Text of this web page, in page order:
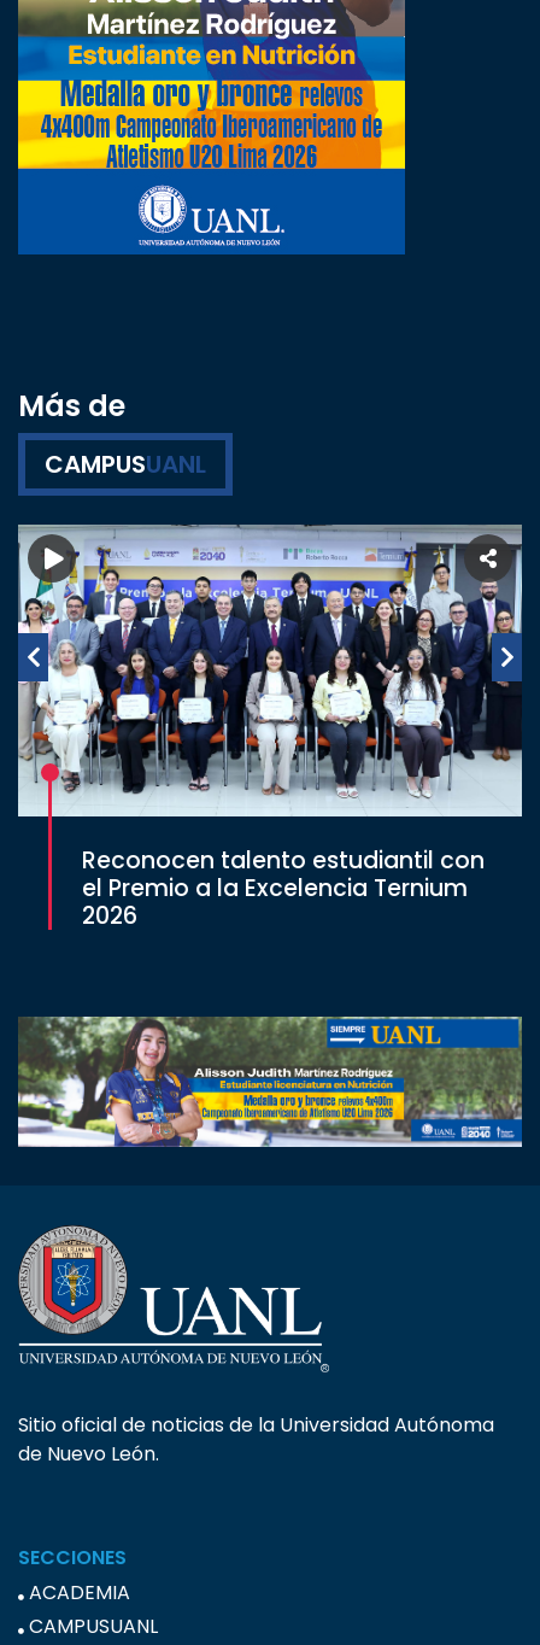
Más de
CAMPUSUANL
Reconocen talento estudiantil con
el Premio a la Excelencia Ternium
2026
Sitio oficial de noticias de la Universidad Autónoma
de Nuevo León.
SECCIONES
ACADEMIA
CAMPUSUANL